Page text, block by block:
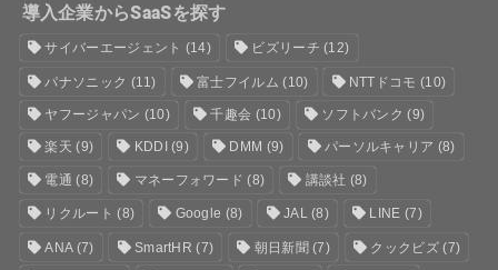
導入企業からSaaSを探す
サイバーエージェント (14) ビズリーチ (12)
パナソニック (11) 富士フイルム (10) NTTドコモ (10)
ヤフージャパン (10) 千趣会 (10) ソフトバンク (9)
楽天 (9) KDDI (9) DMM (9) パーソルキャリア (8)
電通 (8) マネーフォワード (8) 講談社 (8)
リクルート (8) Google (8) JAL(8) LINE (7)
ANA(7) SmartHR (7) 朝日新聞(7) クックビズ(7)